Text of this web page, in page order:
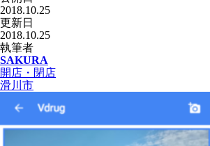
2018.10.25
更新日
2018.10.25
執筆者
SAKURA
開店・閉店
滑川市